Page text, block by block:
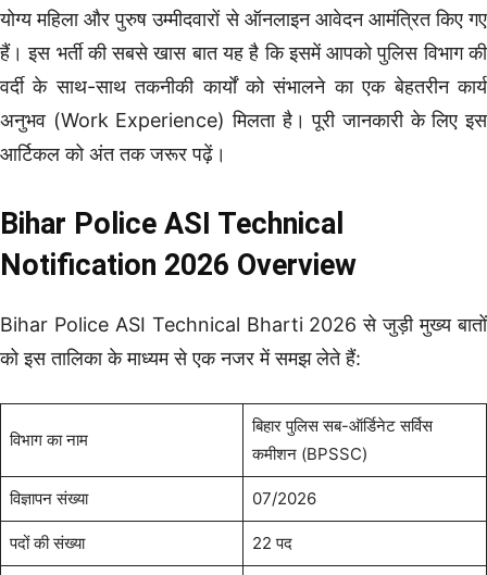
योग्य महिला और पुरुष उम्मीदवारों से ऑनलाइन आवेदन आमंत्रित किए गए
हैं। इस भर्ती की सबसे खास बात यह है कि इसमें आपको पुलिस विभाग की
वर्दी के साथ-साथ तकनीकी कार्यों को संभालने का एक बेहतरीन कार्य
अनुभव (Work Experience) मिलता है। पूरी जानकारी के लिए इस
आर्टिकल को अंत तक जरूर पढ़ें।
Bihar Police ASI Technical
Notification 2026 Overview
Bihar Police ASI Technical Bharti 2026 से जुड़ी मुख्य बातों
को इस तालिका के माध्यम से एक नजर में समझ लेते हैं:
विभाग का नाम
बिहार पुलिस सब-ऑर्डिनेट सर्विस
कमीशन (BPSSC)
विज्ञापन संख्या 07/2026
पदों की संख्या 22 पद